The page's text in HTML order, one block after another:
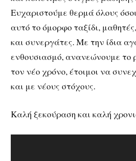
Ευχαριστούμε θερμά όλους
αυτό το όμορφο ταξίδι,
και συνεργάτες. Με την ίδια
ενθουσιασμό, ανανεώνουμε το
τον νέο χρόνο, έτοιμοι να
και με νέους στόχους.
Καλή ξεκούραση και καλή